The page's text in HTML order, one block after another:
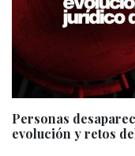
Personas
evolución y retos